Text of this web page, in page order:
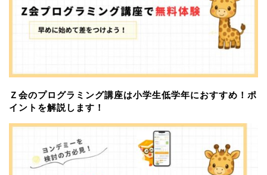
Ｚ会のプログラミング講座は小学生低学年におすすめ！ポ
イントを解説します！